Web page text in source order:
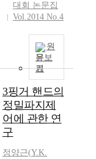
대회 논문집
Vol.2014 No.4
원
문보
기
3핑거 핸드의
정밀파지제
어에 관한 연
구
정양근(Y.K.